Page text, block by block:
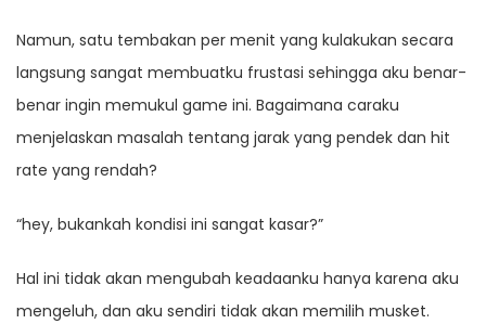
Namun, satu tembakan per menit yang kulakukan secara
langsung sangat membuatku frustasi sehingga aku benar-
benar ingin memukul game ini. Bagaimana caraku
menjelaskan masalah tentang jarak yang pendek dan hit
rate yang rendah?
“hey, bukankah kondisi ini sangat kasar?”
Hal ini tidak akan mengubah keadaanku hanya karena aku
mengeluh, dan aku sendiri tidak akan memilih musket.